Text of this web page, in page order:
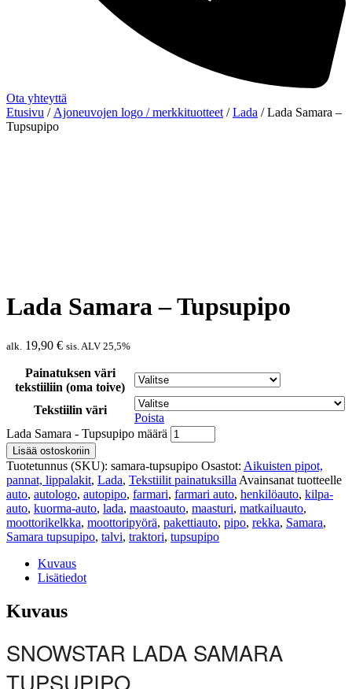
Ota yhteyttä
Etusivu / Ajoneuvojen logo / merkkituotteet /Lada / Lada Samara –
Tupsupipo
Lada Samara – Tupsupipo
alk. 19,90 € sis. ALV 25,5%
Painatuksen väri
tekstiiliin (oma toive)
Tekstiilin väri
Poista
Lada Samara - Tupsupipo määrä
Lisää ostoskoriin
Tuotetunnus (SKU): samara-tupsupipo Osastot: Aikuisten pipot,
pannat, lippalakit, Lada, Tekstiilit painatuksilla Avainsanat tuotteelle
auto, autologo, autopipo, farmari, farmari auto, henkilöauto, kilpa-
auto, kuorma-auto, lada, maastoauto, maasturi, matkailuauto,
moottorikelkka, moottoripyörä, pakettiauto, pipo, rekka, Samara,
Samara tupsupipo, talvi, traktori, tupsupipo
Kuvaus
Lisätiedot
Kuvaus
SNOWSTAR LADA SAMARA
TUPSUPIPO